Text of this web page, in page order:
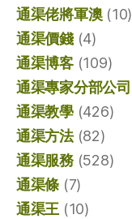
通渠佬將軍澳(10)
通渠價錢(4)
通渠博客(109)
通渠專家分部公司
通渠教學(426)
通渠方法(82)
通渠服務(528)
通渠條 (7)
通渠王 (10)